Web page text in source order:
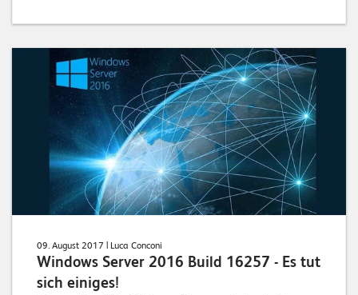
09. August 2017 | Luca Conconi
Windows Server 2016 Build 16257 - Es tut
sich einiges!